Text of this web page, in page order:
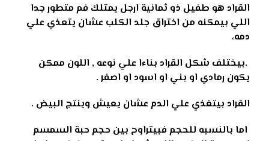
القراد هو طفيل ذو ثمانية ارجل يمتلك فم متطور جدا
اللي بيمكنه من اختراق جلد الكلب عشان يتعذي علي
دمه،
.بيختلف شكل القراد بناءا علي نوعه , اللون ممكن
يكون رمادي او بني او اسود او اصفر .
القراد بيتغذي علي الدم عشان يعيش وينتج البيض .
اما بالنسبه للحجم فبيتراوح بين حجم حبة السمسم